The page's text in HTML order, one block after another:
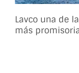
Lavco una de
más